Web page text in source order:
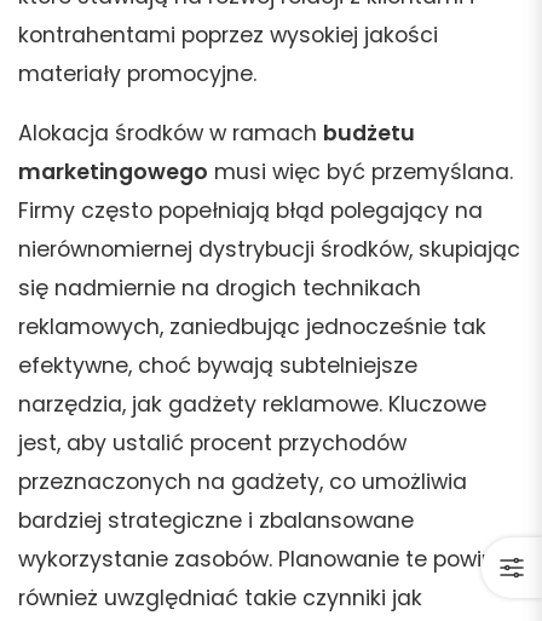
kontrahentami poprzez wysokiej jakości
materiały promocyjne.
Alokacja środków w ramach budżetu
marketingowego musi więc być przemyślana.
Firmy często popełniają błąd polegający na
nierównomiernej dystrybucji środków, skupiając
się nadmiernie na drogich technikach
reklamowych, zaniedbując jednocześnie tak
efektywne, choć bywają subtelniejsze
narzędzia, jak gadżety reklamowe. Kluczowe
jest, aby ustalić procent przychodów
przeznaczonych na gadżety, co umożliwia
bardziej strategiczne i zbalansowane
wykorzystanie zasobów. Planowanie te powinno
również uwzględniać takie czynniki jak